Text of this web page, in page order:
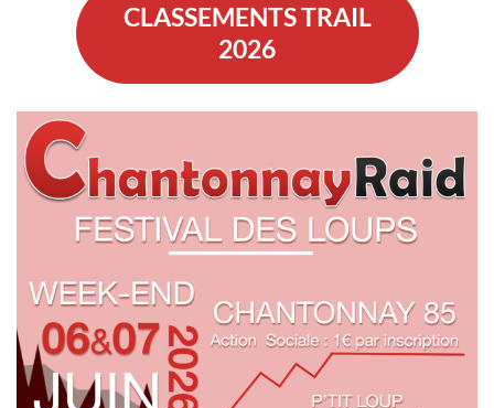
CLASSEMENTS TRAIL
2026